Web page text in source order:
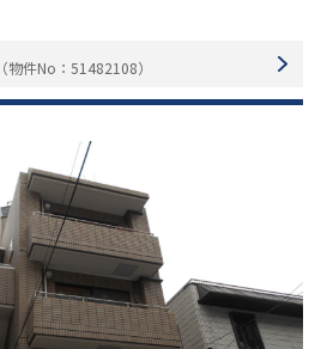
（物件No：51482108）